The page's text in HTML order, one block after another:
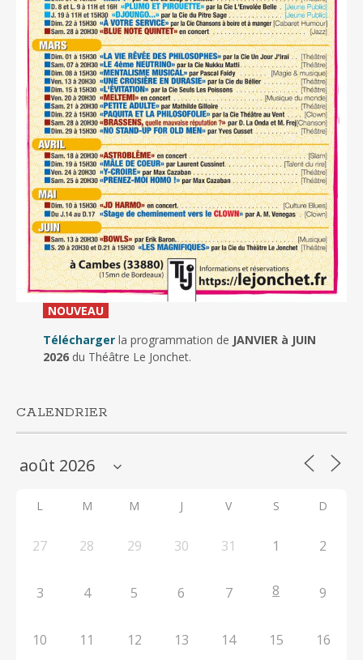
NOUVEAU_
Télécharger la programmation de JANVIER à JUIN
2026du Théâtre Le Jonchet.
CALENDRIER
L M M J V S D
27 28 29 30 31 1 2
3 4 5 6 7 8 9
10 11 12 13 14 15 16